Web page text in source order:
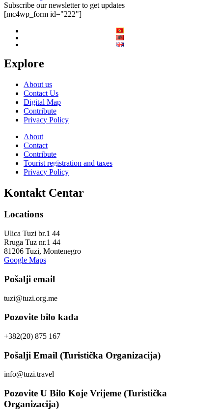
Subscribe our newsletter to get updates
[mc4wp_form id="222"]
Explore
About us
Contact Us
Digital Map
Contribute
Privacy Policy
About
Contact
Contribute
Tourist registration and taxes
Privacy Policy
Kontakt Centar
Locations
Ulica Tuzi br.1 44
Rruga Tuz nr.1 44
81206 Tuzi, Montenegro
Google Maps
Pošalji email
tuzi@tuzi.org.me
Pozovite bilo kada
+382(20) 875 167
Pošalji Email (Turistička Organizacija)
info@tuzi.travel
Pozovite U Bilo Koje Vrijeme (Turistička
Organizacija)